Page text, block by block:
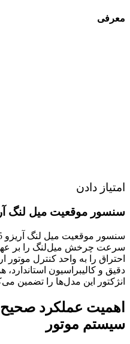
معرفی
امتیاز دادن
سنسور موقعيت ميل لنگ
سرعت چرخش میل‌لنگ را بر
احتراق را به واحد کنترل
دقیق و کالیبراسیون
انژکتور این مدل‌ها را تضمین
اهمیت عملکرد
سیستم موتور